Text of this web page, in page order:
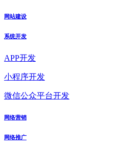
网站建设
系统开发
APP开发
小程序开发
微信公众平台开发
网络营销
网络推广